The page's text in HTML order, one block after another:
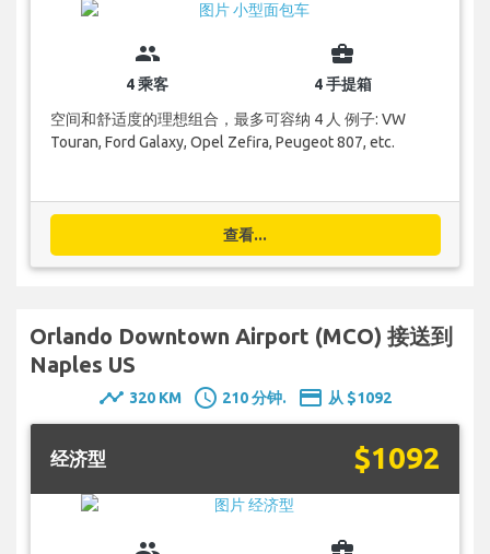
group
4 乘客
business_center
4 手提箱
空间和舒适度的理想组合，最多可容纳 4 人 例子: VW
Touran, Ford Galaxy, Opel Zefira, Peugeot 807, etc.
查看...
Orlando Downtown Airport (MCO) 接送到
Naples US
timeline 320 KM schedule 210 分钟. payment 从 $1092
经济型 $1092